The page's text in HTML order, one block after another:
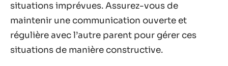
situations imprévues. Assurez-vous de
maintenir une communication ouverte et
régulière avec l’autre parent pour gérer ces
situations de manière constructive.